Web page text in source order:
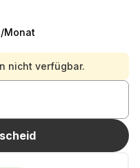
/Monat
nicht verfügbar.